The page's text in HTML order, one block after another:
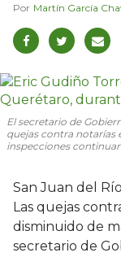
Martín García
El secretario de
quejas contra notarías
inspecciones
San Juan del
Las quejas
disminuido de
secretario de